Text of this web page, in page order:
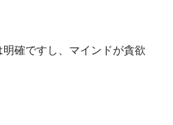
確ですし、マインドが貪欲